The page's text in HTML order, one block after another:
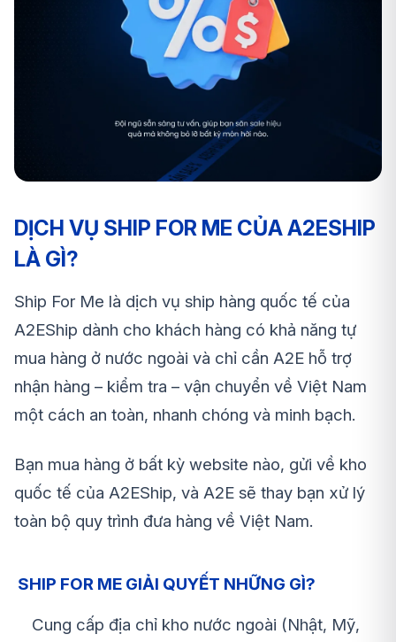
DỊCH VỤ SHIP FOR ME CỦA A2ESHIP
LÀ GÌ?
Ship For Me là dịch vụ ship hàng quốc tế của
A2EShip dành cho khách hàng có khả năng tự
mua hàng ở nước ngoài và chỉ cần A2E hỗ trợ
nhận hàng – kiểm tra – vận chuyển về Việt Nam
một cách an toàn, nhanh chóng và minh bạch.
Bạn mua hàng ở bất kỳ website nào, gửi về kho
quốc tế của A2EShip, và A2E sẽ thay bạn xử lý
toàn bộ quy trình đưa hàng về Việt Nam.
SHIP FOR ME GIẢI QUYẾT NHỮNG GÌ?
Cung cấp địa chỉ kho nước ngoài (Nhật, Mỹ,